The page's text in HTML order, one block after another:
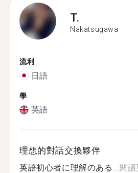
T.
Nakatsugawa
流利
日語
學
英語
理想的對話交換夥伴
英語初心者に理解のある...閱讀